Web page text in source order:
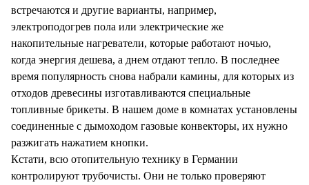
встречаются и другие варианты, например,
электроподогрев пола или электрические же
накопительные нагреватели, которые работают ночью,
когда энергия дешева, а днем отдают тепло. В последнее
время популярность снова набрали камины, для которых из
отходов древесины изготавливаются специальные
топливные брикеты. В нашем доме в комнатах установлены
соединенные с дымоходом газовые конвекторы, их нужно
разжигать нажатием кнопки.
Кстати, всю отопительную технику в Германии
контролируют трубочисты. Они не только проверяют